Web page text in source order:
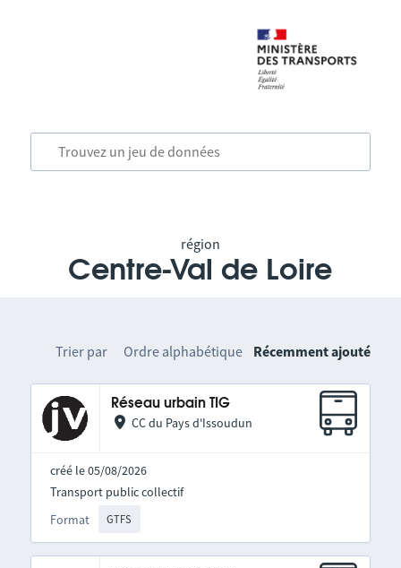
région
Centre-Val de Loire
Trier par Ordre alphabétique Récemment ajouté
Réseau urbain TIG
CC du Pays d'Issoudun
créé le 05/08/2026
Format GTFS
Transport public collectif